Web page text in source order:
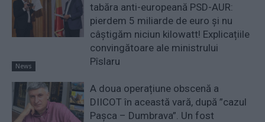
News
tabăra anti-europeană PSD-AUR:
pierdem 5 miliarde de euro și nu
câștigăm niciun kilowatt! Explicațiile
convingătoare ale ministrului
Pîslaru
A doua operațiune obscenă a
DIICOT în această vară, după ”cazul
Pașca – Dumbrava”. Un fost